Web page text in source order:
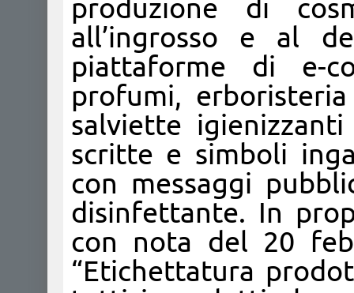
produzione di
all’ingrosso e al
piattaforme di e-
profumi,
salviette
scritte e simboli
con messaggi
disinfettante. In
con nota del 20
“Etichettatura